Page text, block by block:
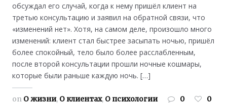
обсуждал его случай, когда к нему пришёл клиент на
третью консультацию и заявил на обратной связи, что
«изменений нет». Хотя, на самом деле, произошло много
изменений: клиент стал быстрее засыпать ночью, пришёл
более спокойный, тело было более расслабленным,
после второй консультации прошли ночные кошмары,
которые были раньше каждую ночь. […]
on О жизни, О клиентах, О психологии 0 0